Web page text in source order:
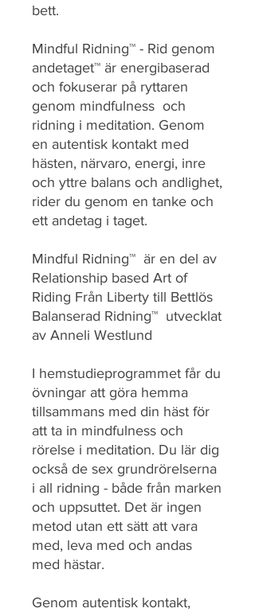
bett.
Mindful Ridning™ - Rid genom
andetaget™ är energibaserad
och fokuserar på ryttaren
genom mindfulness och
ridning i meditation. Genom
en autentisk kontakt med
hästen, närvaro, energi, inre
och yttre balans och andlighet,
rider du genom en tanke och
ett andetag i taget.
Mindful Ridning™ är en del av
Relationship based Art of
Riding Från Liberty till Bettlös
Balanserad Ridning™ utvecklat
av Anneli Westlund
I hemstudieprogrammet får du
övningar att göra hemma
tillsammans med din häst för
att ta in mindfulness och
rörelse i meditation. Du lär dig
också de sex grundrörelserna
i all ridning - både från marken
och uppsuttet. Det är ingen
metod utan ett sätt att vara
med, leva med och andas
med hästar.
Genom autentisk kontakt,